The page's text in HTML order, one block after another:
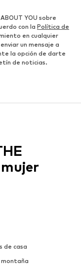
YOU sobre
con la Política de
en cualquier
un mensaje a
la opción de darte
de noticias.
de casa